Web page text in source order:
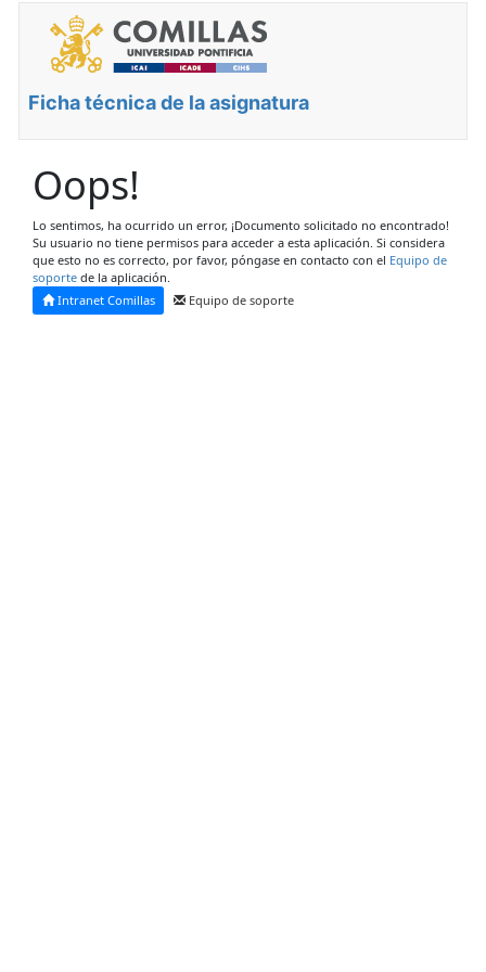
Ficha técnica de la asignatura
Oops!
Lo sentimos, ha ocurrido un error, ¡Documento solicitado no encontrado!
Su usuario no tiene permisos para acceder a esta aplicación. Si considera
que esto no es correcto, por favor, póngase en contacto con el Equipo de
soporte de la aplicación.
Intranet Comillas
Equipo de soporte